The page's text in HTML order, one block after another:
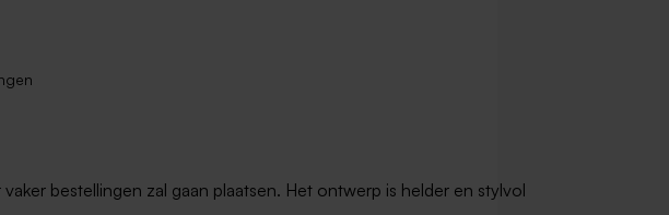
bestellingen zal gaan plaatsen. Het ontwerp is helder en stylvol